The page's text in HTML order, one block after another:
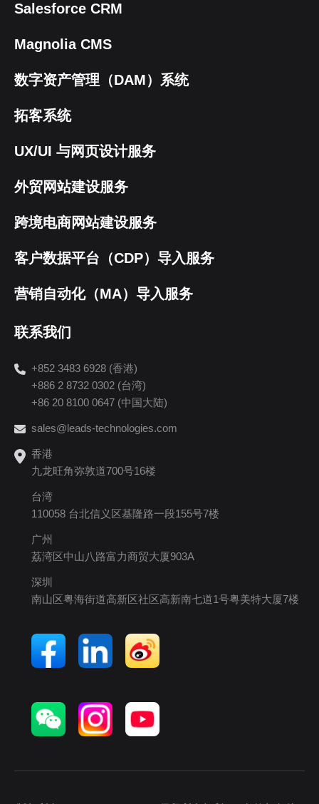
Salesforce CRM
Magnolia CMS
数字资产管理（DAM）系统
拓客系统
UX/UI 与网页设计服务
外贸网站建设服务
跨境电商网站建设服务
客户数据平台（CDP）导入服务
营销自动化（MA）导入服务
联系我们
+852 3483 6928 (香港)
+886 2 8732 0302 (台湾)
+86 20 8100 0647 (中国大陆)
sales@leads-technologies.com
香港
九龙旺角弥敦道700号16楼
台湾
110058 台北信义区基隆路一段155号7楼
广州
荔湾区中山八路富力商贸大厦903A
深圳
南山区粤海街道高新区社区高新南七道1号粤美特大厦7楼